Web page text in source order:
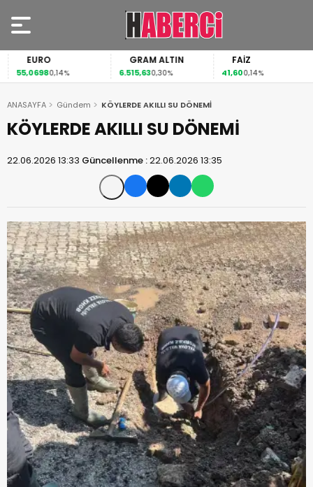
EURO
55,06980,14%
GRAM ALTIN
6.515,630,30%
FAİZ
41,600,14%
ANASAYFA Gündem KÖYLERDE AKILLI SU DÖNEMİ
KÖYLERDE AKILLI SU DÖNEMİ
22.06.2026 13:33 Güncellenme :22.06.2026 13:35